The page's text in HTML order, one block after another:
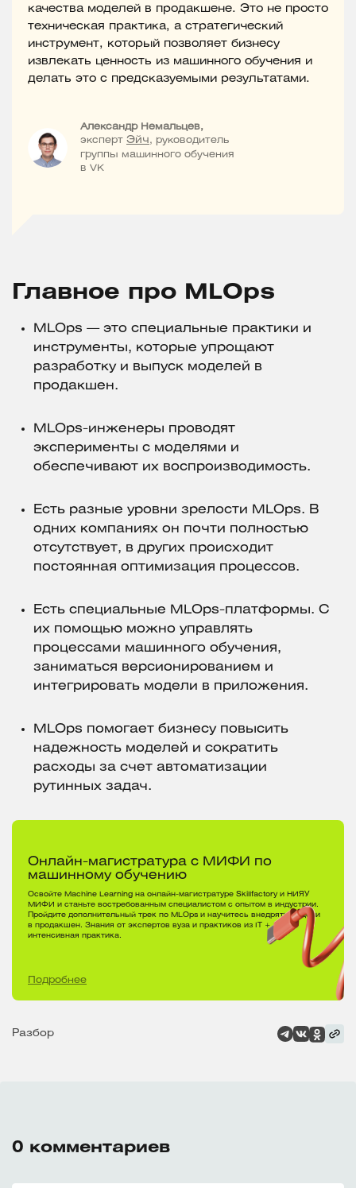
качества моделей в продакшене. Это не просто
техническая практика, а стратегический
инструмент, который позволяет бизнесу
извлекать ценность из машинного обучения и
делать это с предсказуемыми результатами.
Александр Немальцев,
эксперт Эйч, руководитель
группы машинного обучения
в VK
Главное про MLOps
MLOps — это специальные практики и
инструменты, которые упрощают
разработку и выпуск моделей в
продакшен.
MLOps-инженеры проводят
эксперименты с моделями и
обеспечивают их воспроизводимость.
Есть разные уровни зрелости MLOps. В
одних компаниях он почти полностью
отсутствует, в других происходит
постоянная оптимизация процессов.
Есть специальные MLOps-платформы. С
их помощью можно управлять
процессами машинного обучения,
заниматься версионированием и
интегрировать модели в приложения.
MLOps помогает бизнесу повысить
надежность моделей и сократить
расходы за счет автоматизации
рутинных задач.
Онлайн-магистратура с МИФИ по
машинному обучению
Освойте Machine Learning на онлайн-магистратуре Skillfactory и НИЯУ
МИФИ и станьте востребованным специалистом с опытом в индустрии.
Пройдите дополнительный трек по MLOps и научитесь внедрять модели
в продакшен. Знания от экспертов вуза и практиков из IT +
интенсивная практика.
Подробнее
Разбор
0 комментариев